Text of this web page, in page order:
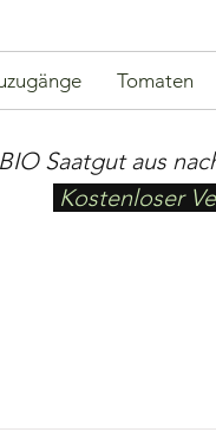
Tomaten
Saatgut aus
Kostenloser